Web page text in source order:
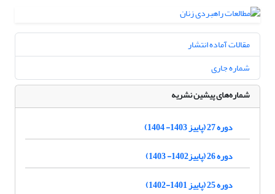
مقالات آماده انتشار
شماره جاری
شماره‌های پیشین نشریه
دوره 27 (پاییز 1403- 1404)
دوره 26 (پاییز1402- 1403)
دوره 25 (پاییز 1401-1402)